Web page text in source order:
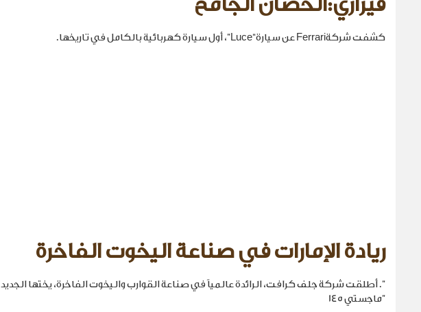
فيراري:الحصان الجامح
كشفت شركةFerrari عن سيارة“Luce”، أول سيارة كهربائية بالكامل في تاريخها.
ريادة الإمارات في صناعة اليخوت الفاخرة
". أطلقت شركة جلف كرافت، الرائدة عالمياً في صناعة القوارب واليخوت الفاخرة، يختها الجديد
"ماجستي 145